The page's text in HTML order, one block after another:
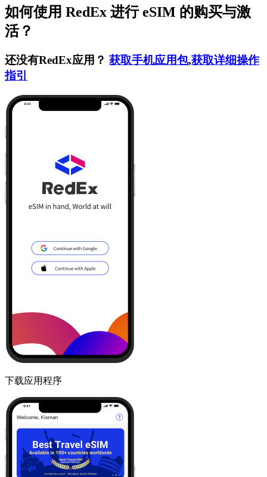
如何使用 RedEx 进行 eSIM 的购买与激
活？
还没有RedEx应用？ 获取手机应用包,获取详细操作
指引
下载应用程序